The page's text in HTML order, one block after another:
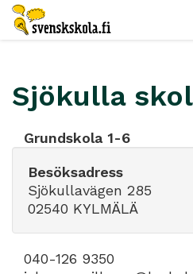
Sjökulla
Grundskola 1-6
Besöksadress
Sjökullavägen 285
02540 KYLMÄLÄ
040-126 9350